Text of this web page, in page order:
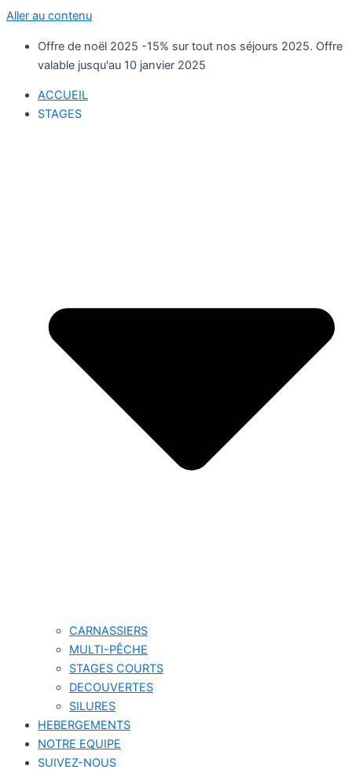
Aller au contenu
Offre de noël 2025 -15% sur tout nos séjours 2025. Offre
valable jusqu'au 10 janvier 2025
ACCUEIL
STAGES
CARNASSIERS
MULTI-PÊCHE
STAGES COURTS
DECOUVERTES
SILURES
HEBERGEMENTS
NOTRE EQUIPE
SUIVEZ-NOUS